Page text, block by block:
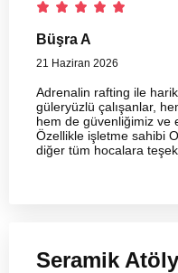
Büşra A
21 Haziran 2026
Adrenalin rafting ile
güleryüzlü çalışanlar,
hem de güvenliğimiz ve
Özellikle işletme sahibi
diğer tüm hocalara
Seramik